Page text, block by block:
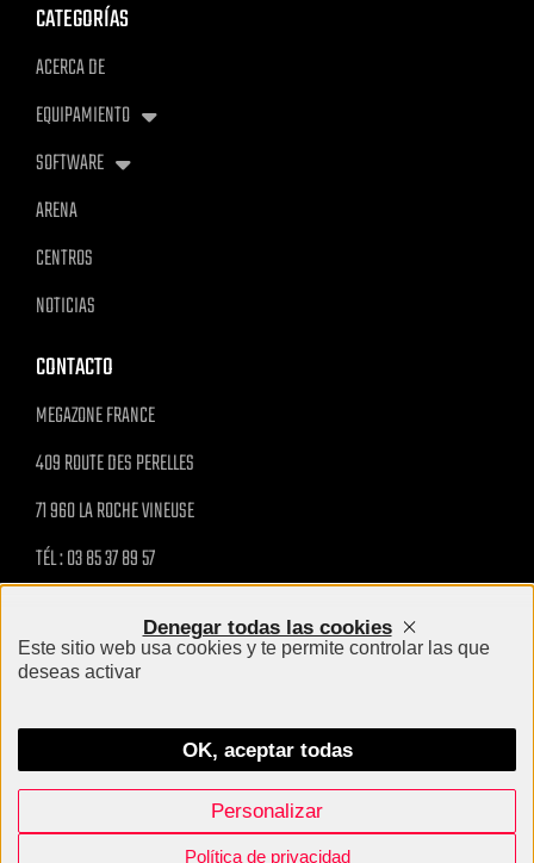
CATEGORÍAS
ACERCA DE
EQUIPAMIENTO
SOFTWARE
ARENA
CENTROS
NOTICIAS
CONTACTO
MEGAZONE FRANCE
409 ROUTE DES PERELLES
71 960 LA ROCHE VINEUSE
TÉL : 03 85 37 89 57
INFORMACIÓN PRÁCTICA
Megazone - Tous droits réservés 2024
Création site internet Agence BWA
Este sitio web usa cookies y te permite controlar las que
deseas activar
OK, aceptar todas
Denegar todas las cookies
Personalizar
Política de privacidad